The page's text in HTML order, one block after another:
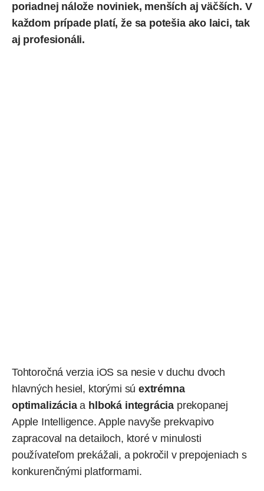
poriadnej nálože noviniek, menších aj väčších. V
každom prípade platí, že sa potešia ako laici, tak
aj profesionáli.
Tohtoročná verzia iOS sa nesie v duchu dvoch
hlavných hesiel, ktorými sú extrémna
optimalizáciaa hlboká integrácia prekopanej
Apple Intelligence. Apple navyše prekvapivo
zapracoval na detailoch, ktoré v minulosti
používateľom prekážali, a pokročil v prepojeniach s
konkurenčnými platformami.